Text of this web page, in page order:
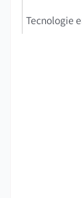
Tecnologie